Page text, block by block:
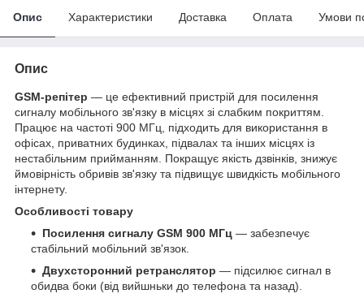
Опис Характеристики Доставка Оплата Умови
Опис
GSM-репітер — це ефективний пристрій для посилення
сигналу мобільного зв'язку в місцях зі слабким покриттям.
Працює на частоті 900 МГц, підходить для використання в
офісах, приватних будинках, підвалах та інших місцях із
нестабільним прийманням. Покращує якість дзвінків, знижує
ймовірність обривів зв'язку та підвищує швидкість мобільного
інтернету.
Особливості товару
Посилення сигналу GSM 900 МГц — забезпечує
стабільний мобільний зв'язок.
Двухсторонний ретранслятор — підсилює сигнал в
обидва боки (від вийшньки до телефона та назад).